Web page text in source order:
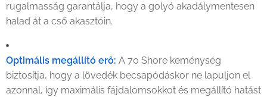
rugalmasság garantálja, hogy a golyó akadálymentesen
halad át a cső akasztóin.
Optimális megállító erő: A 70 Shore keménység
biztosítja, hogy a lövedék becsapódáskor ne lapuljon el
azonnal, így maximális fájdalomsokkot és megállító hatást